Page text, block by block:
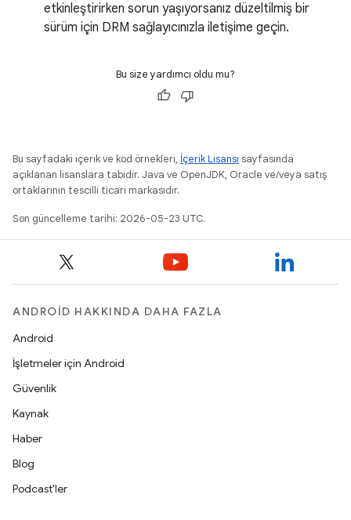
etkinleştirirken sorun yaşıyorsanız düzeltilmiş bir
sürüm için DRM sağlayıcınızla iletişime geçin.
Bu size yardımcı oldu mu?
Bu sayfadaki içerik ve kod örnekleri, İçerik Lisansı sayfasında
açıklanan lisanslara tabidir. Java ve OpenJDK, Oracle ve/veya satış
ortaklarının tescilli ticari markasıdır.
Son güncelleme tarihi: 2026-05-23 UTC.
ANDROID HAKKINDA DAHA FAZLA
Android
İşletmeler için Android
Güvenlik
Kaynak
Haber
Blog
Podcast'ler